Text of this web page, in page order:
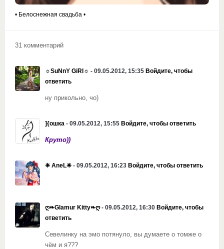
• Белоснежная свадьба •
31 комментарий
☼SuNnY GiRl☼ - 09.05.2012, 15:35 Войдите, чтобы
ответить
ну прикольно, чо)
]{ошка - 09.05.2012, 15:55 Войдите, чтобы ответить
Круто))
❈ AneL❈ - 09.05.2012, 16:23 Войдите, чтобы ответить
ღ❧Glamur Kitty❧ღ- 09.05.2012, 16:30 Войдите, чтобы
ответить
Севелинку на эмо потянуло, вы думаете о томже о
чём и я???